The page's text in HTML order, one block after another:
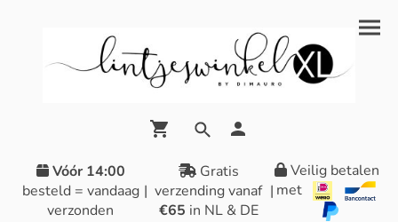
Vóór 14:00
besteld = vandaag
verzonden
|
Gratis
verzending vanaf
€65 in NL & DE
|
Veilig betalen
met